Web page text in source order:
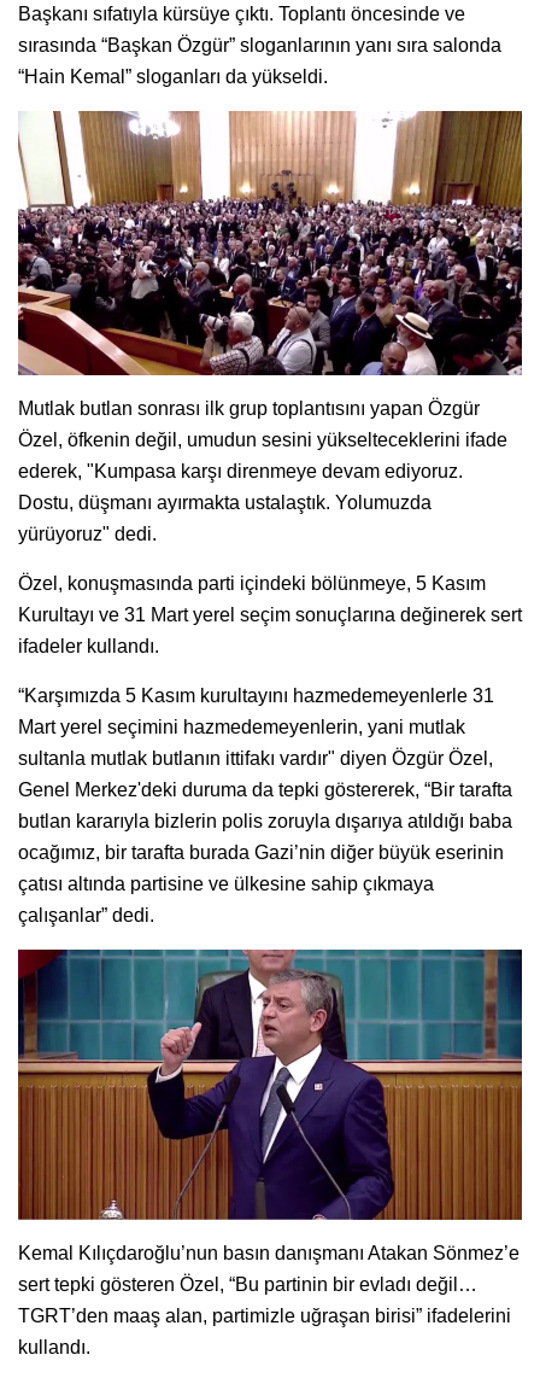
Başkanı sıfatıyla kürsüye çıktı. Toplantı öncesinde ve
sırasında “Başkan Özgür” sloganlarının yanı sıra salonda
“Hain Kemal” sloganları da yükseldi.
Mutlak butlan sonrası ilk grup toplantısını yapan Özgür
Özel, öfkenin değil, umudun sesini yükselteceklerini ifade
ederek, "Kumpasa karşı direnmeye devam ediyoruz.
Dostu, düşmanı ayırmakta ustalaştık. Yolumuzda
yürüyoruz" dedi.
Özel, konuşmasında parti içindeki bölünmeye, 5 Kasım
Kurultayı ve 31 Mart yerel seçim sonuçlarına değinerek sert
ifadeler kullandı.
“Karşımızda 5 Kasım kurultayını hazmedemeyenlerle 31
Mart yerel seçimini hazmedemeyenlerin, yani mutlak
sultanla mutlak butlanın ittifakı vardır" diyen Özgür Özel,
Genel Merkez'deki duruma da tepki göstererek, “Bir tarafta
butlan kararıyla bizlerin polis zoruyla dışarıya atıldığı baba
ocağımız, bir tarafta burada Gazi’nin diğer büyük eserinin
çatısı altında partisine ve ülkesine sahip çıkmaya
çalışanlar” dedi.
Kemal Kılıçdaroğlu’nun basın danışmanı Atakan Sönmez’e
sert tepki gösteren Özel, “Bu partinin bir evladı değil…
TGRT’den maaş alan, partimizle uğraşan birisi” ifadelerini
kullandı.